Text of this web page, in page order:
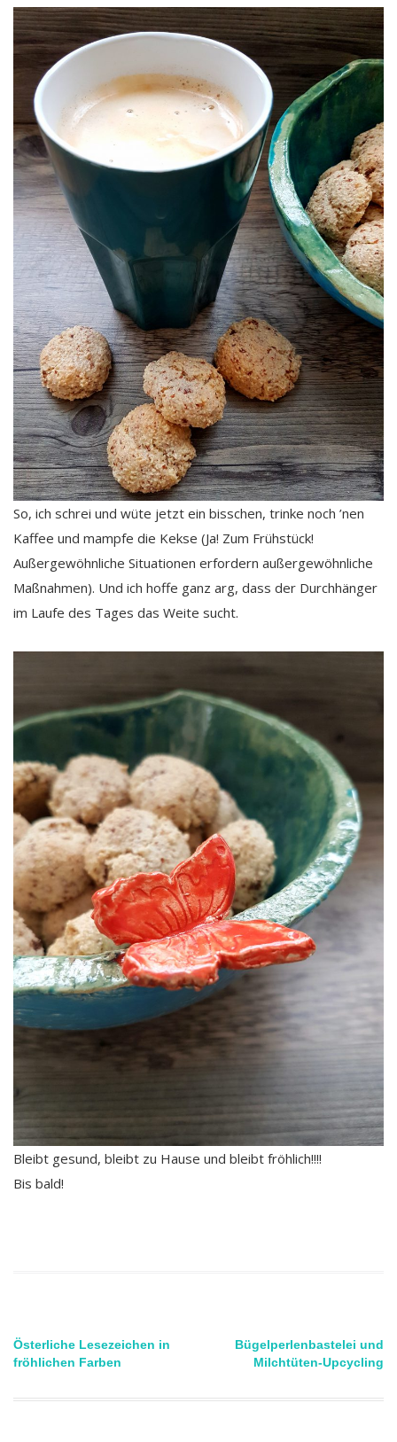
So, ich schrei und wüte jetzt ein bisschen, trinke noch ’nen
Kaffee und mampfe die Kekse (Ja! Zum Frühstück!
Außergewöhnliche Situationen erfordern außergewöhnliche
Maßnahmen). Und ich hoffe ganz arg, dass der Durchhänger
im Laufe des Tages das Weite sucht.
Bleibt gesund, bleibt zu Hause und bleibt fröhlich!!!!
Bis bald!
Beitragsnavigation
Österliche Lesezeichen in
fröhlichen Farben
Bügelperlenbastelei und
Milchtüten-Upcycling